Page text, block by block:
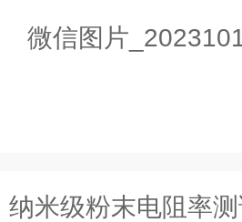
纳米级粉末电阻率测